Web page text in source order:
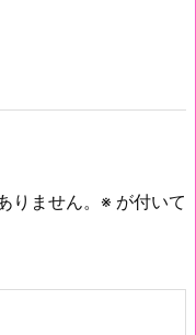
りません。 ※ が付いて